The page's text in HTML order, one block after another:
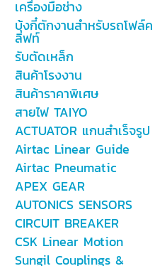
เครื่องมือช่าง
บุ้งกี๋ตักงานสำหรับรถโฟล์ค
ลิฟท์
รับตัดเหล็ก
สินค้าโรงงาน
สินค้าราคาพิเศษ
สายไฟ TAIYO
ACTUATOR แกนสำเร็จรูป
Airtac Linear Guide
Airtac Pneumatic
APEX GEAR
AUTONICS SENSORS
CIRCUIT BREAKER
CSK Linear Motion
Sungil Couplings &